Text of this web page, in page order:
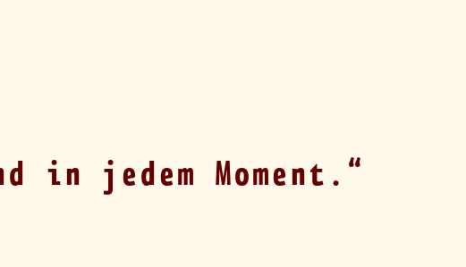
in jedem Moment.